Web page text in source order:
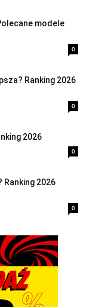
modele
0
Ranking 2026
0
2026
0
Ranking 2026
0